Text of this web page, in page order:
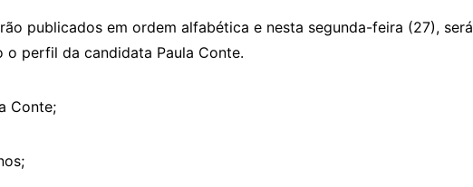
publicados em ordem alfabética e nesta segunda-feira (27), será
o perfil da candidata Paula Conte.
Conte;